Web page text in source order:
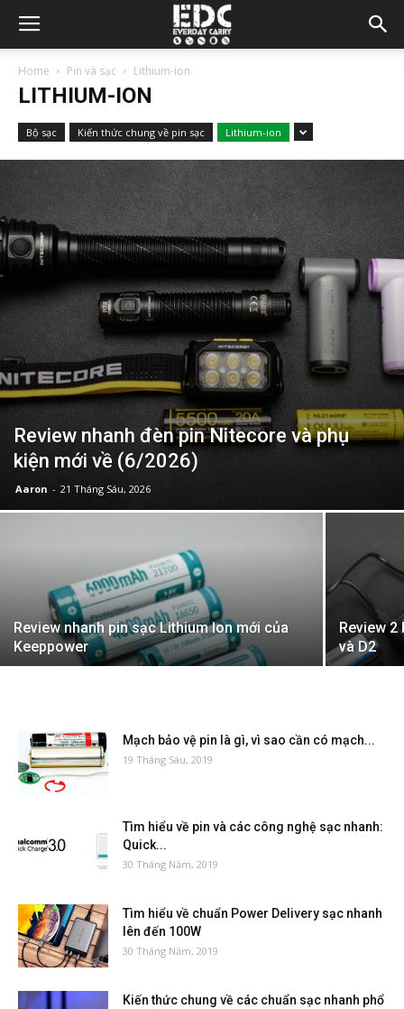
Home Pin và sạc Lithium-ion
LITHIUM-ION
Bộ sạc Kiến thức chung về pin sạc Lithium-ion
Review nhanh đèn pin Nitecore và phụ
kiện mới về (6/2026)
Aaron - 21 Tháng Sáu, 2026
Review nhanh pin sạc Lithium Ion mới của
Keeppower
Review 2
và D2
Mạch bảo vệ pin là gì, vì sao cần có mạch...
19 Tháng Sáu, 2019
Tìm hiểu về pin và các công nghệ sạc nhanh:
Quick...
30 Tháng Năm, 2019
Tìm hiểu về chuẩn Power Delivery sạc nhanh
lên đến 100W
30 Tháng Năm, 2019
Kiến thức chung về các chuẩn sạc nhanh phổ